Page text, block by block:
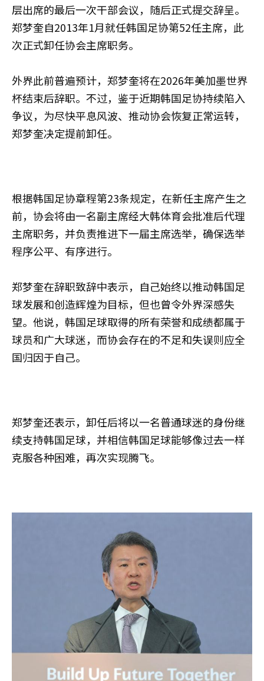
层出席的最后一次干部会议，随后正式提交辞呈。
郑梦奎自2013年1月就任韩国足协第52任主席，此
次正式卸任协会主席职务。
外界此前普遍预计，郑梦奎将在2026年美加墨世界
杯结束后辞职。不过，鉴于近期韩国足协持续陷入
争议，为尽快平息风波、推动协会恢复正常运转，
郑梦奎决定提前卸任。
根据韩国足协章程第23条规定，在新任主席产生之
前，协会将由一名副主席经大韩体育会批准后代理
主席职务，并负责推进下一届主席选举，确保选举
程序公平、有序进行。
郑梦奎在辞职致辞中表示，自己始终以推动韩国足
球发展和创造辉煌为目标，但也曾令外界深感失
望。他说，韩国足球取得的所有荣誉和成绩都属于
球员和广大球迷，而协会存在的不足和失误则应全
国归因于自己。
郑梦奎还表示，卸任后将以一名普通球迷的身份继
续支持韩国足球，并相信韩国足球能够像过去一样
克服各种困难，再次实现腾飞。